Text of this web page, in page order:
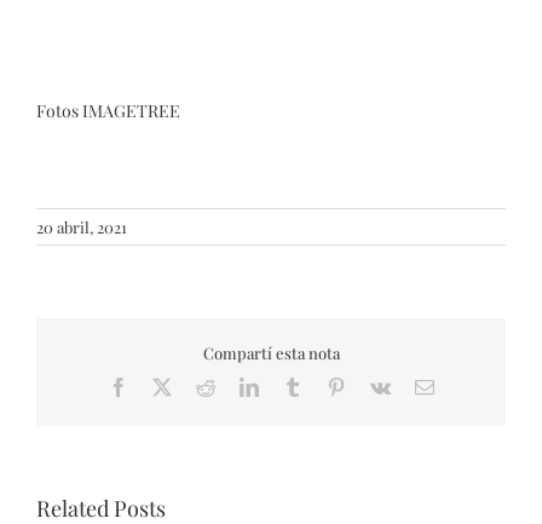
Fotos IMAGETREE
20 abril, 2021
Compartí esta nota
Facebook RedditLinkedInTumblr Pinterest
Vk Email
Related Posts